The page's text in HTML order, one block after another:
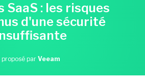
SaaS : les risques
d'une sécurité
proposé par Veeam